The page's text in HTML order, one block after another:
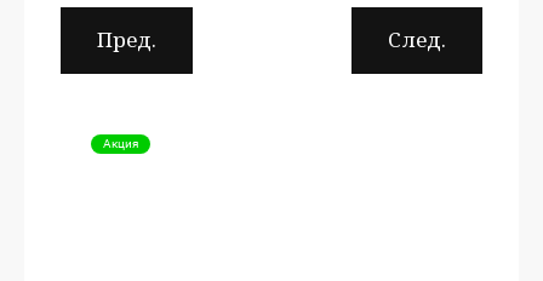
Пред. След.
Акция